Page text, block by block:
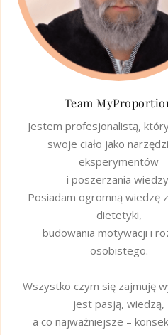
Team
Jestem profesjonalistą,
swoje ciało jako
eksperymentów
i poszerzania
Posiadam ogromną wiedzę
dietetyki,
budowania motywacji i
osobistego.
Wszystko czym się zajmuję
jest pasją, wiedzą,
a co najważniejsze –